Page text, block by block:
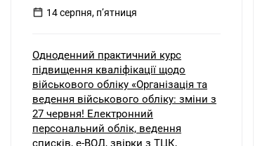
14 серпня, пʼятниця
Одноденний практичний курс
підвищення кваліфікації щодо
військового обліку «Організація та
ведення військового обліку: зміни з
27 червня! Електронний
персональний облік, ведення
списків, е-ВОД, звірки з ТЦК,